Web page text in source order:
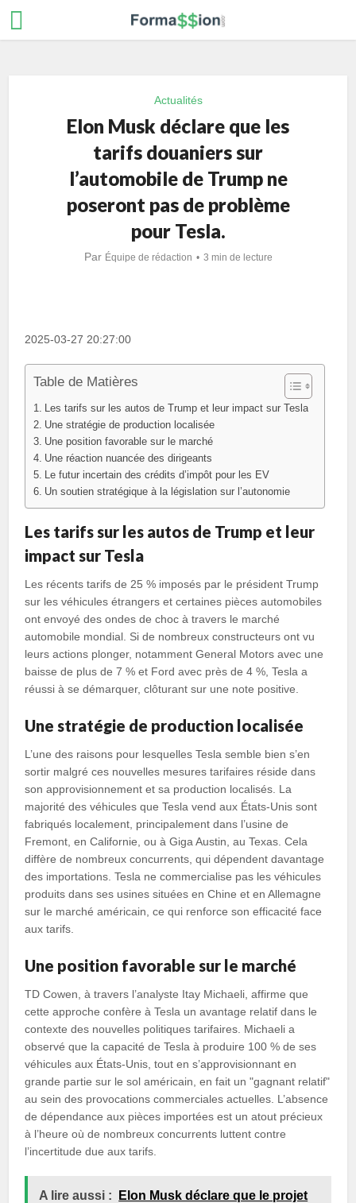
Actualités
Elon Musk déclare que les
tarifs douaniers sur
l’automobile de Trump ne
poseront pas de problème
pour Tesla.
Par Équipe de rédaction 3 min de lecture
2025-03-27 20:27:00
Table de Matières
Les tarifs sur les autos de Trump et leur impact sur Tesla
Une stratégie de production localisée
Une position favorable sur le marché
Une réaction nuancée des dirigeants
Le futur incertain des crédits d’impôt pour les EV
Un soutien stratégique à la législation sur l’autonomie
Les tarifs sur les autos de Trump et leur
impact sur Tesla
Les récents tarifs de 25 % imposés par le président Trump
sur les véhicules étrangers et certaines pièces automobiles
ont envoyé des ondes de choc à travers le marché
automobile mondial. Si de nombreux constructeurs ont vu
leurs actions plonger, notamment General Motors avec une
baisse de plus de 7 % et Ford avec près de 4 %, Tesla a
réussi à se démarquer, clôturant sur une note positive.
Une stratégie de production localisée
L’une des raisons pour lesquelles Tesla semble bien s’en
sortir malgré ces nouvelles mesures tarifaires réside dans
son approvisionnement et sa production localisés. La
majorité des véhicules que Tesla vend aux États-Unis sont
fabriqués localement, principalement dans l’usine de
Fremont, en Californie, ou à Giga Austin, au Texas. Cela
diffère de nombreux concurrents, qui dépendent davantage
des importations. Tesla ne commercialise pas les véhicules
produits dans ses usines situées en Chine et en Allemagne
sur le marché américain, ce qui renforce son efficacité face
aux tarifs.
Une position favorable sur le marché
TD Cowen, à travers l’analyste Itay Michaeli, affirme que
cette approche confère à Tesla un avantage relatif dans le
contexte des nouvelles politiques tarifaires. Michaeli a
observé que la capacité de Tesla à produire 100 % de ses
véhicules aux États-Unis, tout en s’approvisionnant en
grande partie sur le sol américain, en fait un "gagnant relatif"
au sein des provocations commerciales actuelles. L’absence
de dépendance aux pièces importées est un atout précieux
à l’heure où de nombreux concurrents luttent contre
l’incertitude due aux tarifs.
A lire aussi :
Elon Musk déclare que le projet